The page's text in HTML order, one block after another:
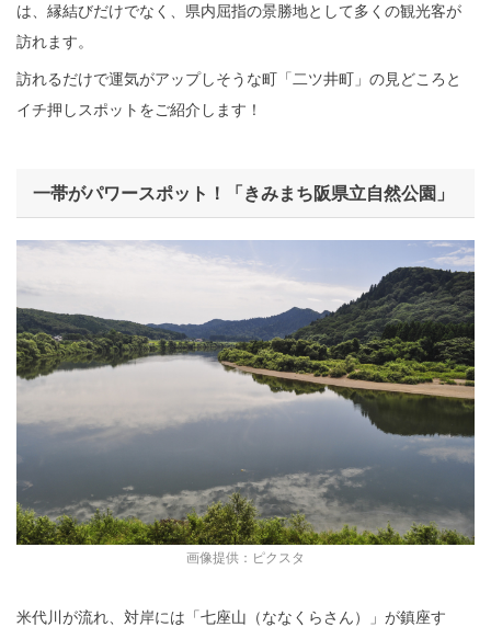
は、縁結びだけでなく、県内屈指の景勝地として多くの観光客が
訪れます。
訪れるだけで運気がアップしそうな町「二ツ井町」の見どころと
イチ押しスポットをご紹介します！
一帯がパワースポット！「きみまち阪県立自然公園」
画像提供：ピクスタ
米代川が流れ、対岸には「七座山（ななくらさん）」が鎮座す